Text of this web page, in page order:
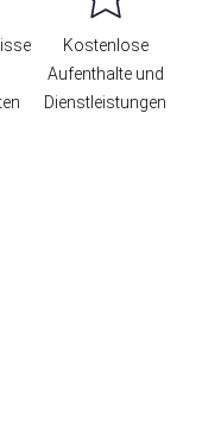
Kostenlose
Aufenthalte und
Dienstleistungen